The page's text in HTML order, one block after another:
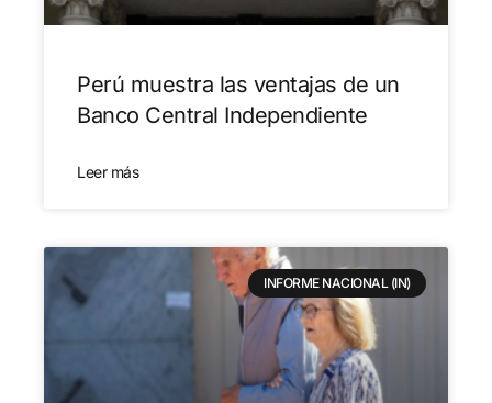
Perú muestra las ventajas de un
Banco Central Independiente
Leer más
INFORME NACIONAL (IN)